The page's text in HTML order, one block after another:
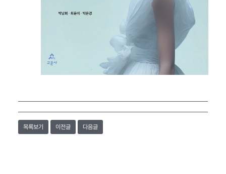
목록보기 이전글 다음글